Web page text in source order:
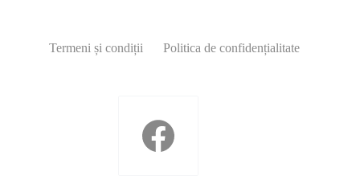
Termeni și condiții Politica de confidențialitate